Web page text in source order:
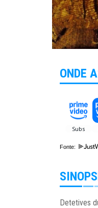
ONDE
Fonte:
Detetives